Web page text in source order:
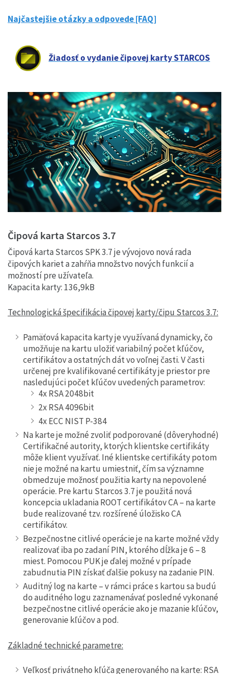
Najčastejšie otázky a odpovede [FAQ]
Žiadosť o vydanie čipovej karty STARCOS
Čipová karta Starcos 3.7
Čipová karta Starcos SPK 3.7 je vývojovo nová rada
čipových kariet a zahŕňa množstvo nových funkcií a
možností pre užívateľa.
Kapacita karty: 136,9kB
Technologická špecifikácia čipovej karty/čipu Starcos 3.7:
Pamäťová kapacita karty je využívaná dynamicky, čo
umožňuje na kartu uložiť variabilný počet kľúčov,
certifikátov a ostatných dát vo voľnej časti. V časti
určenej pre kvalifikované certifikáty je priestor pre
nasledujúci počet kľúčov uvedených parametrov:
4x RSA 2048bit
2x RSA 4096bit
4x ECC NIST P-384
Na karte je možné zvoliť podporované (dôveryhodné)
Certifikačné autority, ktorých klientske certifikáty
môže klient využívať. Iné klientske certifikáty potom
nie je možné na kartu umiestniť, čím sa významne
obmedzuje možnosť použitia karty na nepovolené
operácie. Pre kartu Starcos 3.7 je použitá nová
koncepcia ukladania ROOT certifikátov CA – na karte
bude realizované tzv. rozšírené úložisko CA
certifikátov.
Bezpečnostne citlivé operácie je na karte možné vždy
realizovať iba po zadaní PIN, ktorého dĺžka je 6 – 8
miest. Pomocou PUK je ďalej možné v prípade
zabudnutia PIN získať ďalšie pokusy na zadanie PIN.
Auditný log na karte – v rámci práce s kartou sa budú
do auditného logu zaznamenávať posledné vykonané
bezpečnostne citlivé operácie ako je mazanie kľúčov,
generovanie kľúčov a pod.
Základné technické parametre:
Veľkosť privátneho kľúča generovaného na karte: RSA